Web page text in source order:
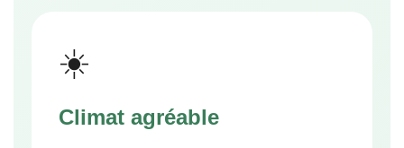
☀️
Climat agréable